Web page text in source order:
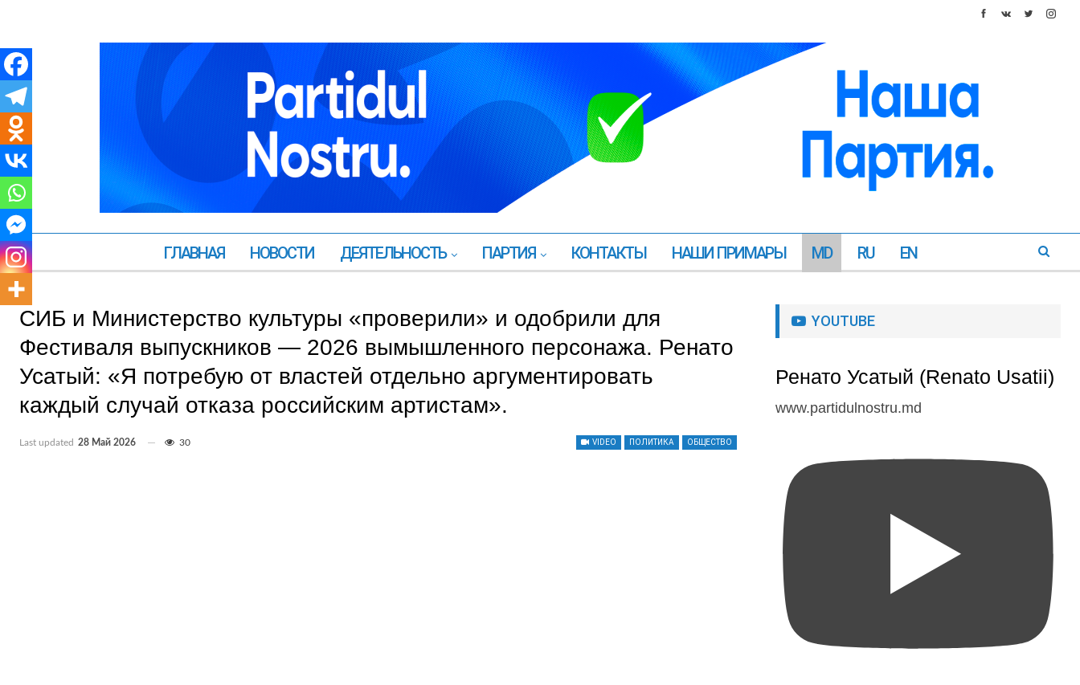
ГЛАВНАЯ НОВОСТИ ДЕЯТЕЛЬНОСТЬ ПАРТИЯ КОНТАКТЫ НАШИ ПРИМАРЫ MD RU EN
СИБ и Министерство культуры «проверили» и одобрили для
Фестиваля выпускников — 2026 вымышленного персонажа. Ренато
Усатый: «Я потребую от властей отдельно аргументировать
каждый случай отказа российским артистам».
VIDEO ПОЛИТИКА ОБЩЕСТВО
Last updated 28 Май 2026 30
YOUTUBE
Ренато Усатый (Renato Usatii)
www.partidulnostru.md